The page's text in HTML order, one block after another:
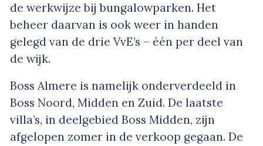
de werkwijze bij bungalowparken. Het
beheer daarvan is ook weer in handen
gelegd van de drie VvE’s – één per deel van
de wijk.
Boss Almere is namelijk onderverdeeld in
Boss Noord, Midden en Zuid. De laatste
villa’s, in deelgebied Boss Midden, zijn
afgelopen zomer in de verkoop gegaan. De